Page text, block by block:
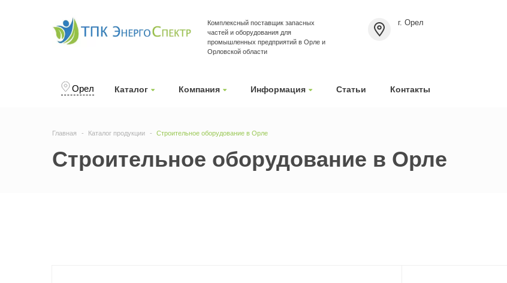
Орел Каталог Компания Информация Статьи Контакты
Комплексный поставщик запасных
частей и оборудования для
промышленных предприятий в Орле и
Орловской области
г. Орел
Главная Каталог продукции Строительное оборудование в Орле
Строительное оборудование в Орле